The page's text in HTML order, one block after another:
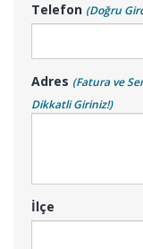
Telefon (Doğru
Adres (Fatura ve
Dikkatli Giriniz!)
İlçe